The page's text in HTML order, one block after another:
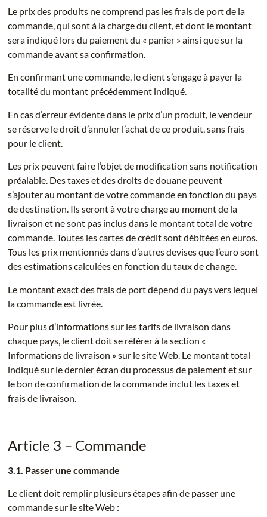
Le prix des produits ne comprend pas les frais de port de la
commande, qui sont à la charge du client, et dont le montant
sera indiqué lors du paiement du « panier » ainsi que sur la
commande avant sa confirmation.
En confirmant une commande, le client s’engage à payer la
totalité du montant précédemment indiqué.
En cas d’erreur évidente dans le prix d’un produit, le vendeur
se réserve le droit d’annuler l’achat de ce produit, sans frais
pour le client.
Les prix peuvent faire l’objet de modification sans notification
préalable. Des taxes et des droits de douane peuvent
s’ajouter au montant de votre commande en fonction du pays
de destination. Ils seront à votre charge au moment de la
livraison et ne sont pas inclus dans le montant total de votre
commande. Toutes les cartes de crédit sont débitées en euros.
Tous les prix mentionnés dans d’autres devises que l’euro sont
des estimations calculées en fonction du taux de change.
Le montant exact des frais de port dépend du pays vers lequel
la commande est livrée.
Pour plus d’informations sur les tarifs de livraison dans
chaque pays, le client doit se référer à la section «
Informations de livraison » sur le site Web. Le montant total
indiqué sur le dernier écran du processus de paiement et sur
le bon de confirmation de la commande inclut les taxes et
frais de livraison.
Article 3 – Commande
3.1. Passer une commande
Le client doit remplir plusieurs étapes afin de passer une
commande sur le site Web :